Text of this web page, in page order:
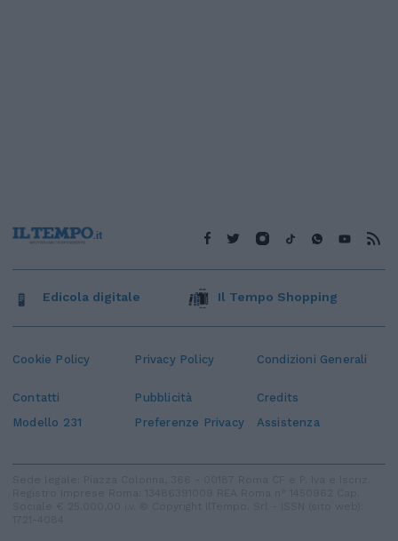
Cookie Policy Privacy Policy Condizioni Generali
Contatti Pubblicità
Credits
Modello 231
Preferenze Privacy Assistenza
Edicola digitale Il Tempo Shopping